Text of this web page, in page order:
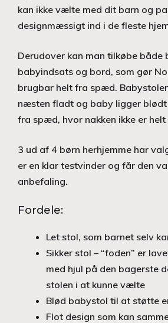
kan ikke vælte med dit barn og
designmæssigt ind i de fleste
Derudover kan man tilkøbe både
babyindsats og bord, som gør
brugbar helt fra spæd.
næsten fladt og baby ligger
fra spæd, hvor nakken ikke er helt
3 ud af 4 børn herhjemme har
er en klar testvinder og får den
anbefaling.
Fordele:
Let stol, som barnet selv
Sikker stol – “foden” er
med hjul på den bagerste
stolen i at kunne vælte
Blød babystol til at støtte
Flot design som kan